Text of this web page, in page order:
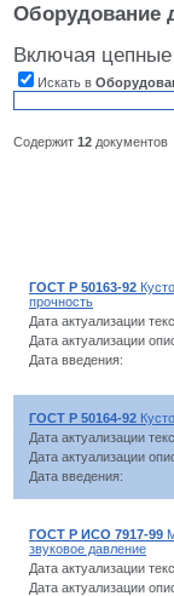
Оборудование
Включая
Искать в
Содержит 12 документов
ГОСТ Р 50163-92
прочность
Дата актуализации
Дата актуализации
Дата введения:
ГОСТ Р 50164-92
Дата актуализации
Дата актуализации
Дата введения:
ГОСТ Р ИСО 7917-99
звуковое давление
Дата актуализации
Дата актуализации